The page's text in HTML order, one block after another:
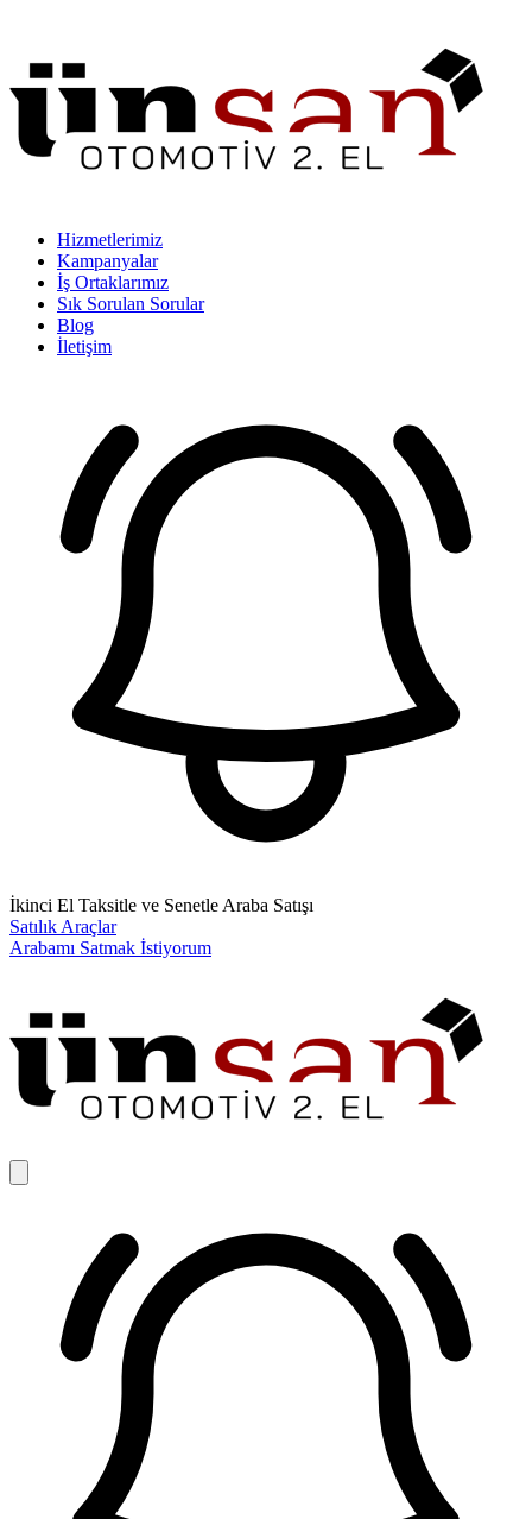
Hizmetlerimiz
Kampanyalar
İş Ortaklarımız
Sık Sorulan Sorular
Blog
İletişim
İkinci El Taksitle ve Senetle Araba Satışı
Satılık Araçlar
Arabamı Satmak İstiyorum